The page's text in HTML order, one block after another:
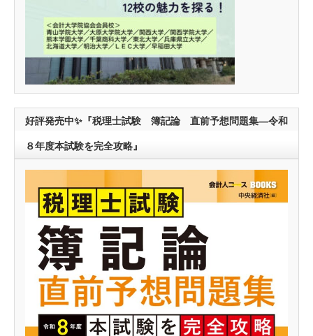
好評発売中✨『税理士試験 簿記論 直前予想問題集―令和
８年度本試験を完全攻略』